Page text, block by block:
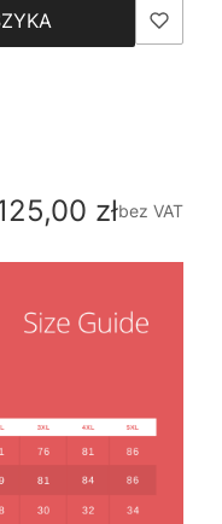
złbez VAT